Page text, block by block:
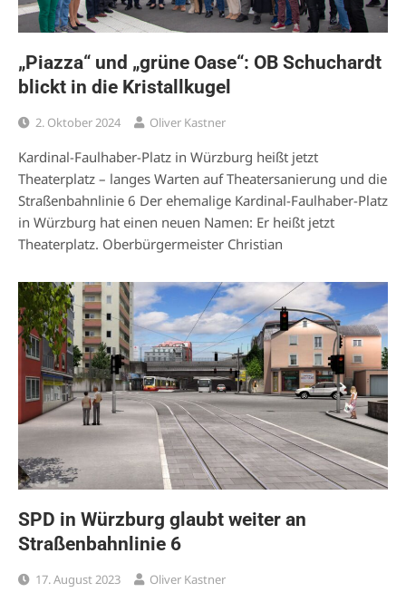
„Piazza“ und „grüne Oase“: OB Schuchardt
blickt in die Kristallkugel
2. Oktober 2024 Oliver Kastner
Kardinal-Faulhaber-Platz in Würzburg heißt jetzt
Theaterplatz – langes Warten auf Theatersanierung und die
Straßenbahnlinie 6 Der ehemalige Kardinal-Faulhaber-Platz
in Würzburg hat einen neuen Namen: Er heißt jetzt
Theaterplatz. Oberbürgermeister Christian
SPD in Würzburg glaubt weiter an
Straßenbahnlinie 6
17. August 2023 Oliver Kastner